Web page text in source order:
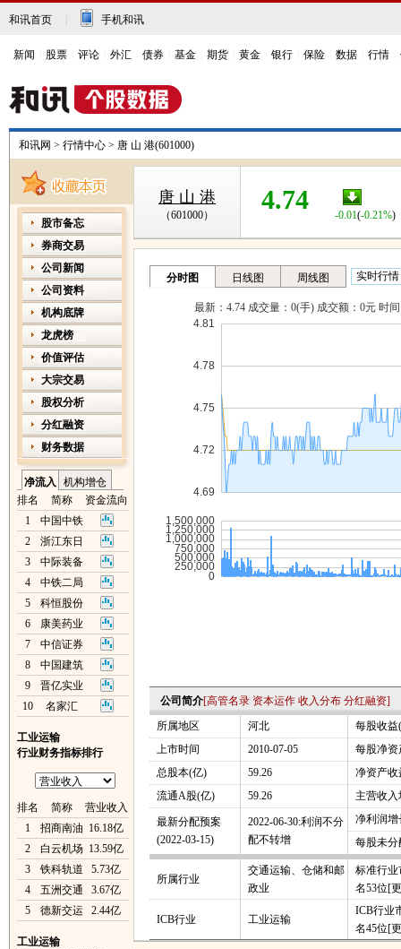
和讯首页 手机和讯
新闻 股票 评论 外汇 债券 基金 期货 黄金 银行 保险 数据 行情
和讯网 > 行情中心 > 唐 山 港(601000)
股市备忘
券商交易
公司新闻
公司资料
机构底牌
龙虎榜
价值评估
大宗交易
股权分析
分红融资
财务数据
净流入
机构增仓
排名
简称
资金流向
1
中国中铁
2
浙江东日
3
中际装备
4
中铁二局
5
科恒股份
6
康美药业
7
中信证券
8
中国建筑
9
晋亿实业
10
名家汇
工业运输
行业财务指标排行
排名 简称
营业收入
1
招商南油 16.18亿
2
白云机场 13.59亿
3
铁科轨道
5.73亿
4
五洲交通
3.67亿
5
德新交运 2.44亿
工业运输
唐 山 港
（601000）
4.74
-0.01(-0.21%)
公司简介[高管名录 资本运作 收入分布 分红融资]
所属地区
河北
每股收益
上市时间
2010-07-05
每股净资
总股本(亿)
59.26
净资产收
流通A股(亿)
59.26 主营收入
最新分配预案
(2022-03-15)
2022-06-30:利润不分
配不转增
净利润增
每股未分
所属行业
交通运输、仓储和邮
政业
标准行业
名53位[
ICB行业 工业运输
ICB行业
名45位[